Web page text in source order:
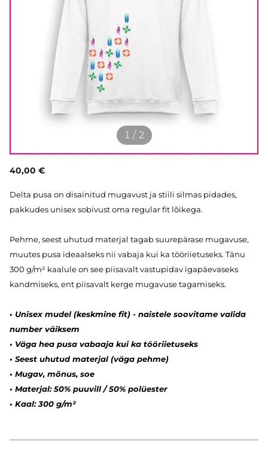
1 / 2
40,00 €
Delta pusa on disainitud mugavust ja stiili silmas pidades,
pakkudes unisex sobivust oma regular fit lõikega.
Pehme, seest uhutud materjal tagab suurepärase mugavuse,
muutes pusa ideaalseks nii vabaja kui ka tööriietuseks. Tänu
300 g/m² kaalule on see piisavalt vastupidav igapäevaseks
kandmiseks, ent piisavalt kerge mugavuse tagamiseks.
• Unisex mudel (keskmine fit) - naistele soovitame valida
number väiksem
• Väga hea pusa vabaaja kui ka tööriietuseks
• Seest uhutud materjal (väga pehme)
• Mugav, mõnus, soe
• Materjal: 50% puuvill / 50% polüester
• Kaal: 300 g/m²